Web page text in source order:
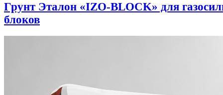
Грунт Эталон «IZO-BLOCK» для
блоков